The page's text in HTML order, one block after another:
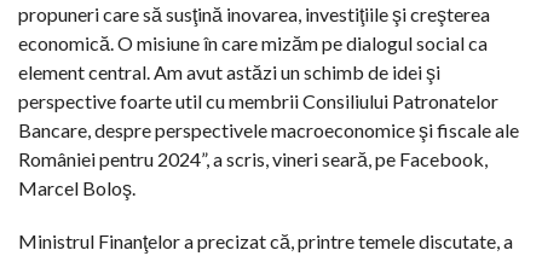
propuneri care să susţină inovarea, investiţiile şi creşterea
economică. O misiune în care mizăm pe dialogul social ca
element central. Am avut astăzi un schimb de idei şi
perspective foarte util cu membrii Consiliului Patronatelor
Bancare, despre perspectivele macroeconomice şi fiscale ale
României pentru 2024”, a scris, vineri seară, pe Facebook,
Marcel Boloş.
Ministrul Finanţelor a precizat că, printre temele discutate, a